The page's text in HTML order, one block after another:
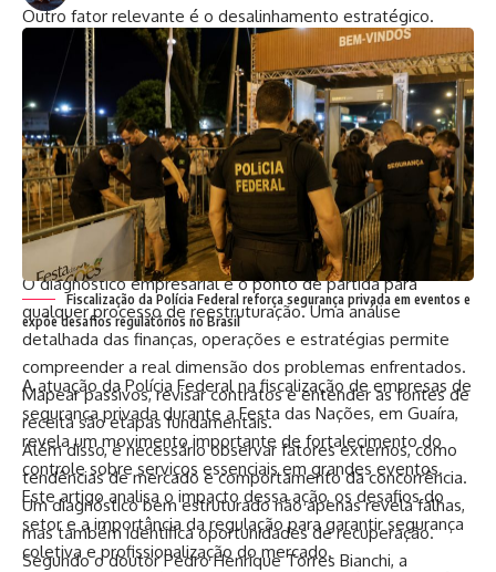
Outro fator relevante é o desalinhamento estratégico.
Quando a empresa não acompanha as mudanças do
mercado ou insiste em modelos ultrapassados, tende a
perder competitividade. Nesse contexto, o advogado
Pedro Henrique Torres Bianchi ressalta que identificar esses
sinais com antecedência permite a adoção de medidas
corretivas mais eficazes e menos onerosas.
Como estruturar um diagnóstico eficiente
da empresa?
O diagnóstico empresarial é o ponto de partida para
qualquer processo de reestruturação. Uma análise
detalhada das finanças, operações e estratégias permite
compreender a real dimensão dos problemas enfrentados.
Mapear passivos, revisar contratos e entender as fontes de
receita são etapas fundamentais.
Além disso, é necessário observar fatores externos, como
tendências de mercado e comportamento da concorrência.
Um diagnóstico bem estruturado não apenas revela falhas,
mas também identifica oportunidades de recuperação.
Segundo o doutor Pedro Henrique Torres Bianchi, a
Fiscalização da Polícia Federal reforça segurança privada em eventos e
expõe desafios regulatórios no Brasil
A atuação da Polícia Federal na fiscalização de empresas de
segurança privada durante a Festa das Nações, em Guaíra,
revela um movimento importante de fortalecimento do
controle sobre serviços essenciais em grandes eventos.
Este artigo analisa o impacto dessa ação, os desafios do
setor e a importância da regulação para garantir segurança
coletiva e profissionalização do mercado.